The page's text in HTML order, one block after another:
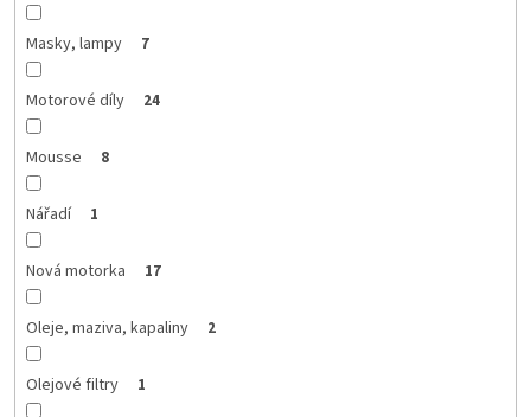
Masky, lampy 7
Motorové díly 24
Mousse 8
Nářadí 1
Nová motorka 17
Oleje, maziva, kapaliny 2
Olejové filtry 1